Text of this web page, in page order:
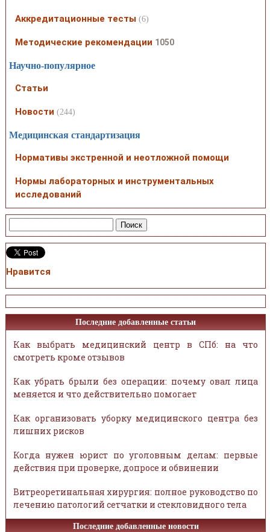
Аккредитационные тесты (6)
Методические рекомендации 1050
Научно-популярное
Статьи
Новости (244)
Медицинская стандартизация
Нормативы экстренной и неотложной помощи
Нормы лабораторных и инструментальных
исследований
Нравится
Последние добавленные статьи
Как выбрать медицинский центр в СПб: на что
смотреть кроме отзывов
Как убрать брыли без операции: почему овал лица
меняется и что действительно помогает
Как организовать уборку медицинского центра без
лишних рисков
Когда нужен юрист по уголовным делам: первые
действия при проверке, допросе и обвинении
Витреоретинальная хирургия: полное руководство по
лечению патологий сетчатки и стекловидного тела
Последние добавленные новости